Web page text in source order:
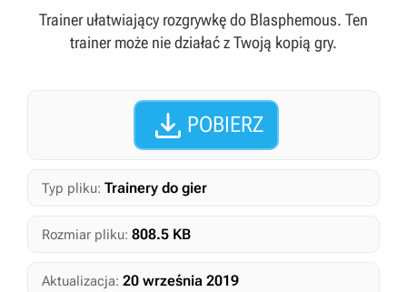
Trainer ułatwiający rozgrywkę do Blasphemous. Ten
trainer może nie działać z Twoją kopią gry.
 POBIERZ
Typ pliku: Trainery do gier
Rozmiar pliku: 808.5 KB
Aktualizacja: 20 września 2019